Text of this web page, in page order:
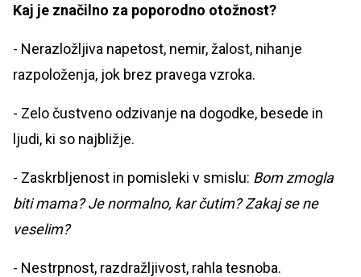
Kaj je značilno za poporodno otožnost?
- Nerazložljiva napetost, nemir, žalost, nihanje
razpoloženja, jok brez pravega vzroka.
- Zelo čustveno odzivanje na dogodke, besede in
ljudi, ki so najbližje.
- Zaskrbljenost in pomisleki v smislu: Bom zmogla
biti mama? Je normalno, kar čutim? Zakaj se ne
veselim?
- Nestrpnost, razdražljivost, rahla tesnoba.